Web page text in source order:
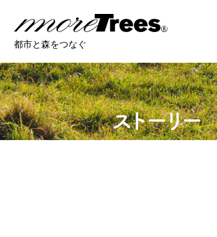
more trees
都市と森をつなぐ
more treesについて
活動紹介